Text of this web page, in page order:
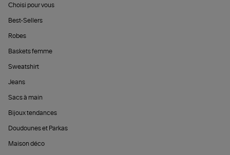
Choisi pour vous
Best-Sellers
Robes
Baskets femme
Sweatshirt
Jeans
Sacs à main
Bijoux tendances
Doudounes et Parkas
Maison déco